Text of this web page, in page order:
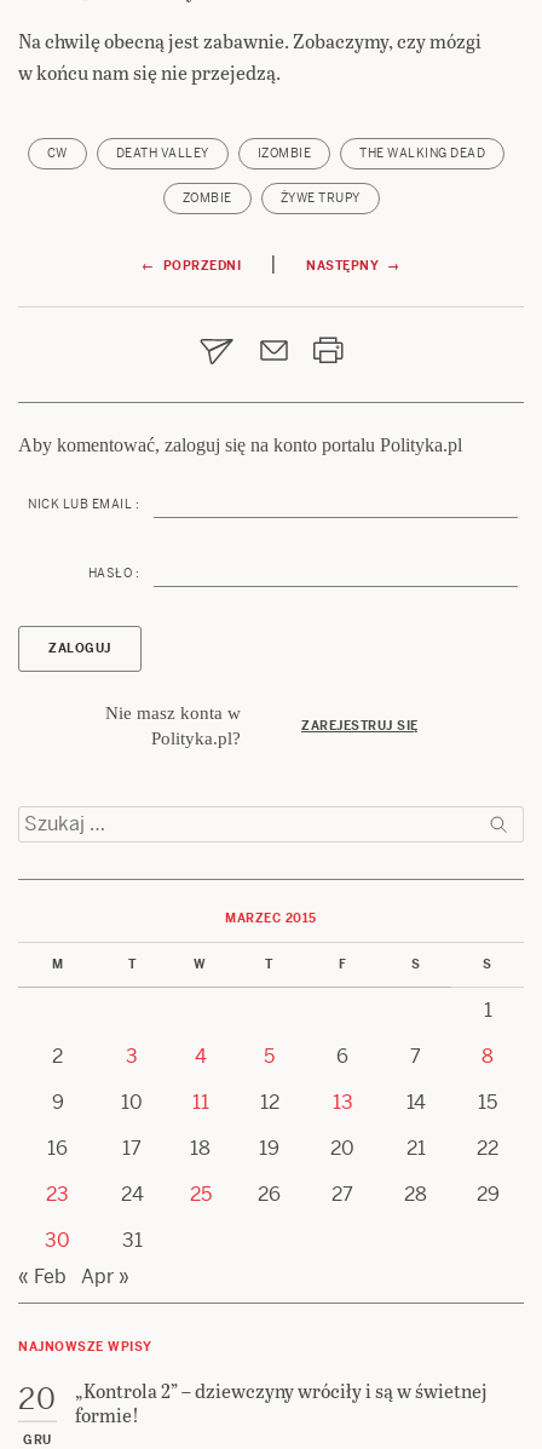
Na chwilę obecną jest zabawnie. Zobaczymy, czy mózgi
w końcu nam się nie przejedzą.
CW DEATH VALLEY IZOMBIE THE WALKING DEAD
ZOMBIE ŻYWE TRUPY
Nawigacja
wpisu
← POPRZEDNI | NASTĘPNY →
Aby komentować, zaloguj się na konto portalu Polityka.pl
NICK LUB EMAIL :
HASŁO :
Nie masz konta w
Polityka.pl?
ZAREJESTRUJ SIĘ
Szukaj:
MARZEC 2015
M T W T F S S
1
2
3 4 5 6 7
8
9
10 11 12 13 14
15
16
17 18 19 20 21
22
23
24 25 26 27 28
29
30
31
« Feb
Apr »
NAJNOWSZE WPISY
20
GRU
„Kontrola 2” – dziewczyny wróciły i są w świetnej
formie!